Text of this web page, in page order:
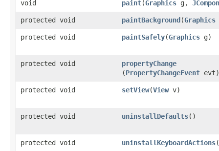
void paint​(Graphics g,
protected void paintBackground ​(Graphics
protected void paintSafely​(Graphics g)
protected void propertyChange
(PropertyChangeEvent evt)
protected void setView​(Viewv)
protected void uninstallDefaults​()
protected void uninstallKeyboardActions